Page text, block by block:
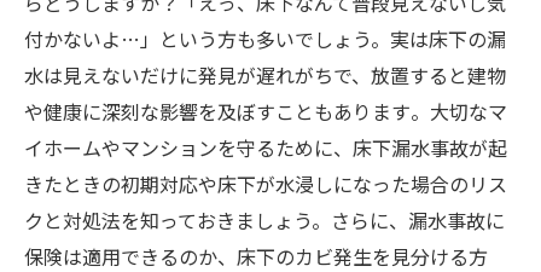
付かないよ…」という方も多いでしょう。実は床下の漏
水は見えないだけに発見が遅れがちで、放置すると建物
や健康に深刻な影響を及ぼすこともあります​。大切なマ
イホームやマンションを守るために、床下漏水事故が起
きたときの初期対応や床下が水浸しになった場合のリス
クと対処法を知っておきましょう。さらに、漏水事故に
保険は適用できるのか、床下のカビ発生を見分ける方